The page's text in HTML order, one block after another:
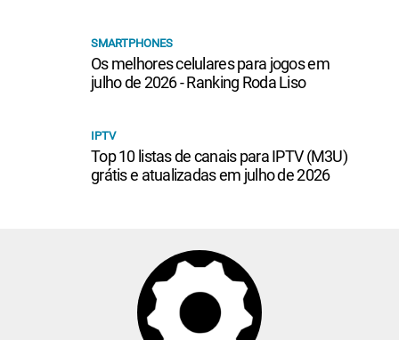
SMARTPHONES
Os melhores celulares para jogos em
julho de 2026 - Ranking Roda Liso
IPTV
Top 10 listas de canais para IPTV (M3U)
grátis e atualizadas em julho de 2026